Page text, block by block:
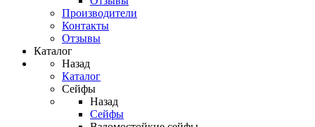
Производители
Контакты
Отзывы
Каталог
Назад
Каталог
Сейфы
Назад
Сейфы